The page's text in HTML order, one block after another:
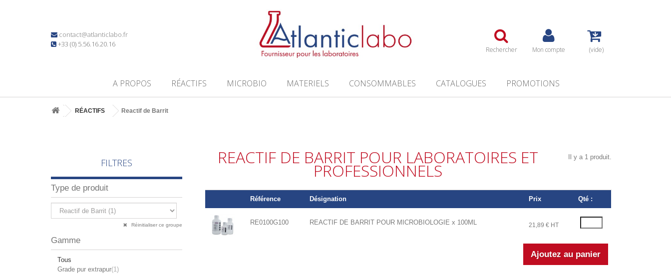
contact@atlanticlabo.fr
+33 (0) 5.56.16.20.16
Rechercher Mon compte (vide)
A PROPOS RÉACTIFS MICROBIO MATERIELS CONSOMMABLES CATALOGUES PROMOTIONS
RÉACTIFS Reactif de Barrit
FILTRES
Type de produit
Réinitialiser ce groupe
Gamme
Tous
Grade pur extrapur(1)
REACTIF DE BARRIT POUR LABORATOIRES ET
PROFESSIONNELS
Il y a 1 produit.
Référence Désignation Prix Qté :
RE0100G100 REACTIF DE BARRIT POUR MICROBIOLOGIE x 100ML 21,89 € HT